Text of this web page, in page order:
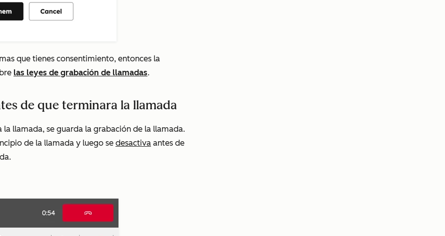
que tienes consentimiento, entonces la
las leyes de grabación de llamadas.
de que terminara la llamada
llamada, se guarda la grabación de la llamada.
de la llamada y luego se desactiva antes de